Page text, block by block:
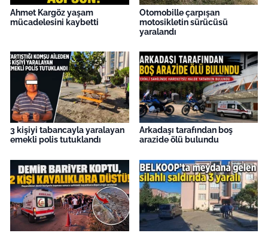
Ahmet Kargöz yaşam
mücadelesini kaybetti
Otomobille çarpışan
motosikletin sürücüsü
yaralandı
3 kişiyi tabancayla yaralayan
emekli polis tutuklandı
Arkadaşı tarafından boş
arazide ölü bulundu